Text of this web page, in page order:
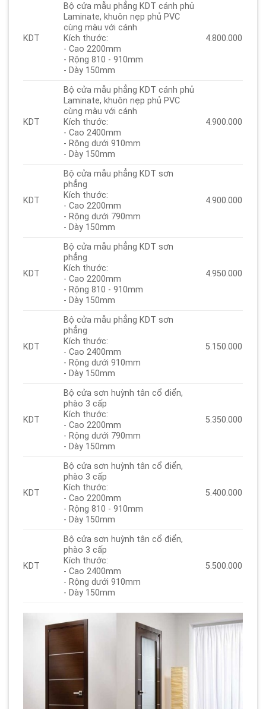
KDT
Bộ cửa mẫu phẳng KDT cánh phủ
Laminate, khuôn nẹp phủ PVC
cùng màu với cánh
Kích thước:
- Cao 2200mm
- Rộng 810 - 910mm
- Dày 150mm
4.800.000
KDT
Bộ cửa mẫu phẳng KDT cánh phủ
Laminate, khuôn nẹp phủ PVC
cùng màu với cánh
Kích thước:
- Cao 2400mm
- Rộng dưới 910mm
- Dày 150mm
4.900.000
KDT
Bộ cửa mẫu phẳng KDT sơn
phẳng
Kích thước:
- Cao 2200mm
- Rộng dưới 790mm
- Dày 150mm
4.900.000
KDT
Bộ cửa mẫu phẳng KDT sơn
phẳng
Kích thước:
- Cao 2200mm
- Rộng 810 - 910mm
- Dày 150mm
4.950.000
KDT
Bộ cửa mẫu phẳng KDT sơn
phẳng
Kích thước:
- Cao 2400mm
- Rộng dưới 910mm
- Dày 150mm
5.150.000
KDT
Bộ cửa sơn huỳnh tân cổ điển,
phào 3 cấp
Kích thước:
- Cao 2200mm
- Rộng dưới 790mm
- Dày 150mm
5.350.000
KDT
Bộ cửa sơn huỳnh tân cổ điển,
phào 3 cấp
Kích thước:
- Cao 2200mm
- Rộng 810 - 910mm
- Dày 150mm
5.400.000
KDT
Bộ cửa sơn huỳnh tân cổ điển,
phào 3 cấp
Kích thước:
- Cao 2400mm
- Rộng dưới 910mm
- Dày 150mm
5.500.000